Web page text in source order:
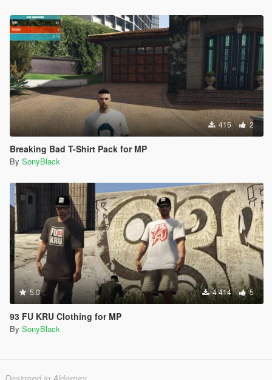
415 2
Breaking Bad T-Shirt Pack for MP
By SonyBlack
5.0 4 414 5
93 FU KRU Clothing for MP
By SonyBlack